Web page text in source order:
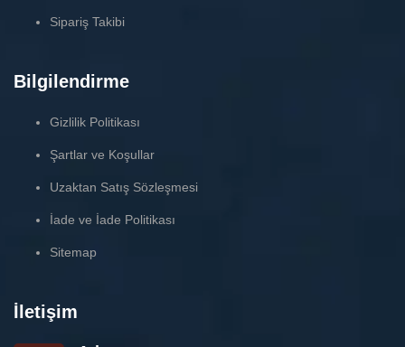
Sipariş Takibi
Bilgilendirme
Gizlilik Politikası
Şartlar ve Koşullar
Uzaktan Satış Sözleşmesi
İade ve İade Politikası
Sitemap
İletişim